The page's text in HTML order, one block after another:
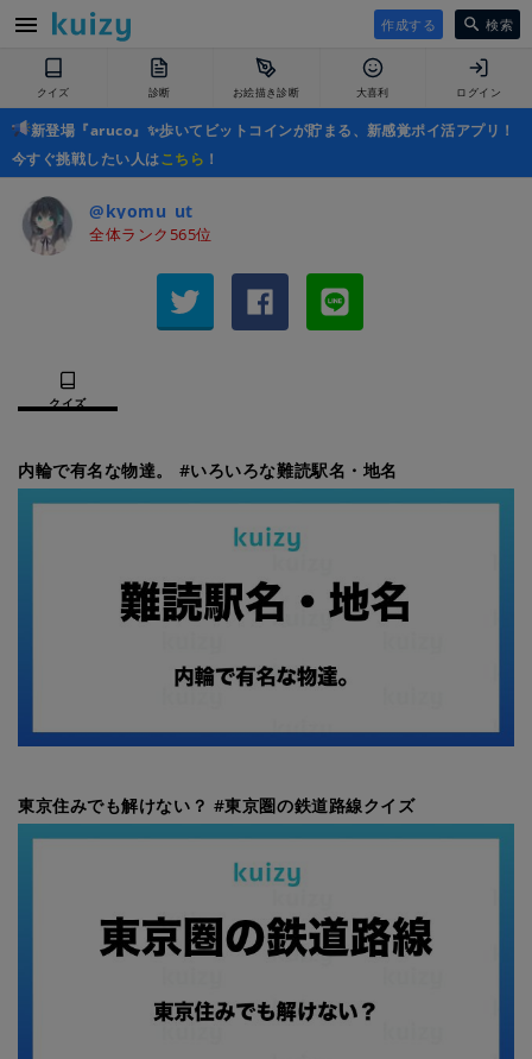
作成する 検索
クイズ 診断 お絵描き診断 大喜利 ログイン
新登場『aruco』✨歩いてビットコインが貯まる、新感覚ポイ活アプリ！
今すぐ挑戦したい人はこちら ！
@kyomu_ut
全体ランク565位
クイズ
内輪で有名な物達。 #いろいろな難読駅名・地名
東京住みでも解けない？ #東京圏の鉄道路線クイズ